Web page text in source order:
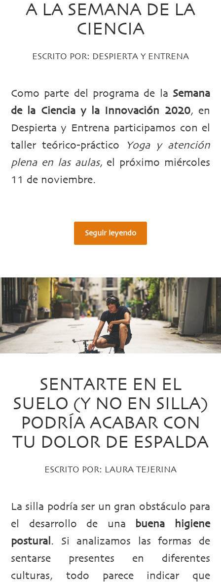
A LA SEMANA DE LA
CIENCIA
ESCRITO POR: DESPIERTA Y ENTRENA
Como parte del programa de la Semana
de la Ciencia y la Innovación 2020, en
Despierta y Entrena participamos con el
taller teórico-práctico
Yoga y atención
plena en las aulas, el próximo miércoles
11 de noviembre.
Seguir leyendo
SENTARTE EN EL
SUELO (Y NO EN SILLA)
PODRÍA ACABAR CON
TU DOLOR DE ESPALDA
ESCRITO POR: LAURA TEJERINA
La silla podría ser un gran obstáculo para
el desarrollo de una
buena higiene
postural . Si analizamos las formas de
sentarse presentes en diferentes
culturas, todo parece indicar que